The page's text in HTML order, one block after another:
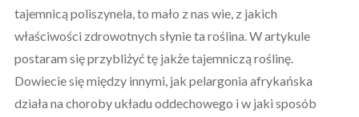
tajemnicą poliszynela, to mało z nas wie, z jakich
właściwości zdrowotnych słynie ta roślina. W artykule
postaram się przybliżyć tę jakże tajemniczą roślinę.
Dowiecie się między innymi, jak pelargonia afrykańska
działa na choroby układu oddechowego i w jaki sposób